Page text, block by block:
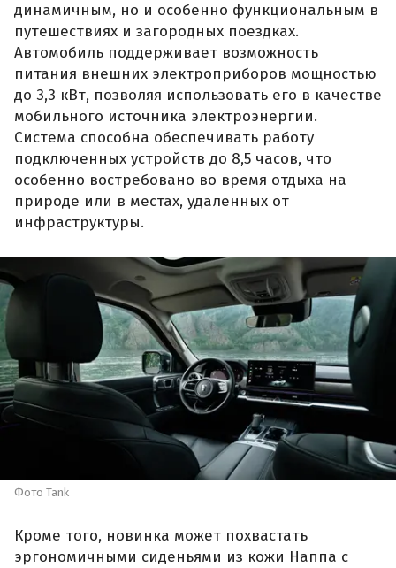
динамичным, но и особенно функциональным в
путешествиях и загородных поездках.
Автомобиль поддерживает возможность
питания внешних электроприборов мощностью
до 3,3 кВт, позволяя использовать его в качестве
мобильного источника электроэнергии.
Система способна обеспечивать работу
подключенных устройств до 8,5 часов, что
особенно востребовано во время отдыха на
природе или в местах, удаленных от
инфраструктуры.
Фото Tank
Кроме того, новинка может похвастать
эргономичными сиденьями из кожи Наппа с